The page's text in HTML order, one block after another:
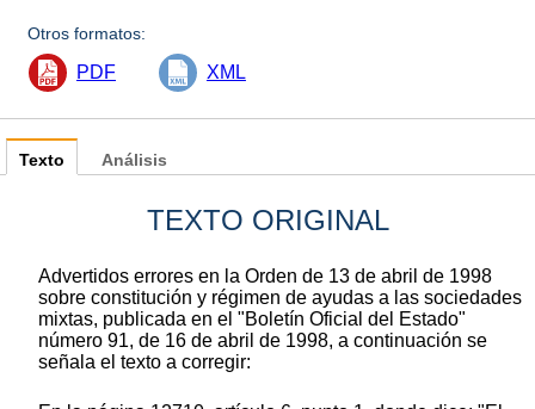
Otros formatos:
PDF XML
Texto
TEXTO ORIGINAL
Advertidos errores en la Orden de 13 de abril de 1998
sobre constitución y régimen de ayudas a las sociedades
mixtas, publicada en el "Boletín Oficial del Estado"
número 91, de 16 de abril de 1998, a continuación se
señala el texto a corregir:
Análisis